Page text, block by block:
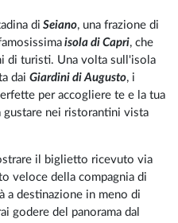
di Seiano, una frazione di
isola di Capri, che
di turisti. Una volta sull'isola
daiGiardini di Augusto, i
per accogliere te e la tua
nei ristorantini vista
il biglietto ricevuto via
veloce della compagnia di
a destinazione in meno di
godere del panorama dal